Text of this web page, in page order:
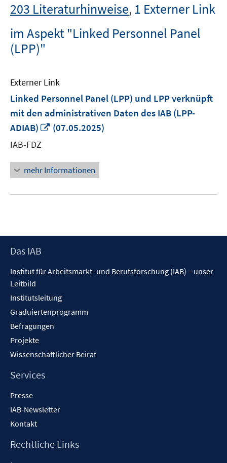
203 Literaturhinweise, 1 Externer Link
im Aspekt "Linked Personnel Panel
(LPP)"
Externer Link
Linked Personnel Panel (LPP) und LPP verknüpft
mit den administrativen Daten des IAB (LPP-
ADIAB)
In
öffnen
(07.05.2025)
IAB-FDZ
mehr Informationen
Footer
Das IAB
Institut für Arbeitsmarkt- und Berufsforschung (IAB) – unser
Leitbild
Institutsleitung
Graduiertenprogramm
Befragungen
Projekte
Wissenschaftlicher Beirat
Services
Presse
IAB-Newsletter
Kontakt
Rechtliche Links